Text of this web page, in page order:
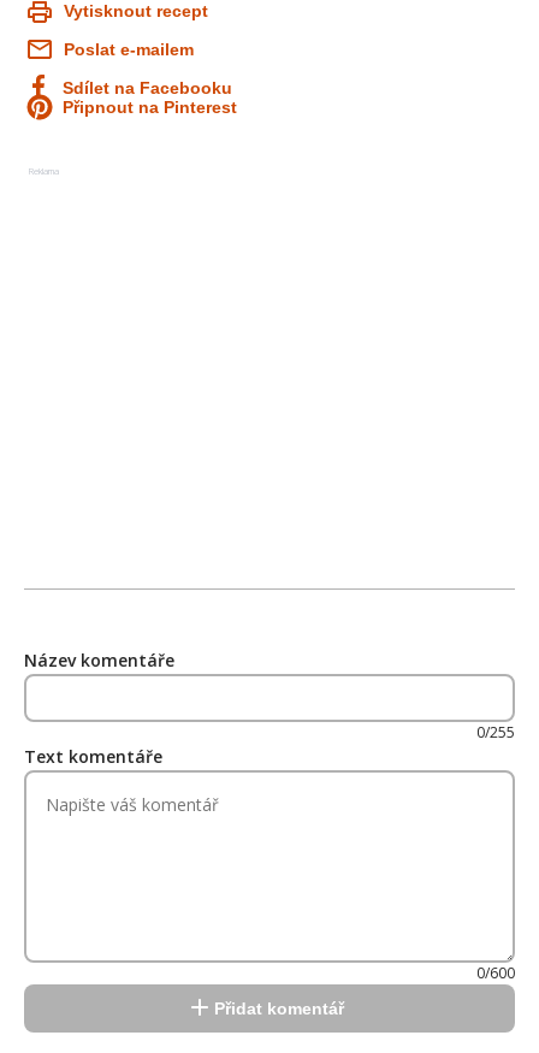
Vytisknout recept
Poslat e-mailem
Sdílet na Facebooku
Připnout na Pinterest
Reklama
Název komentáře
0/255
Text komentáře
0/600
Přidat komentář